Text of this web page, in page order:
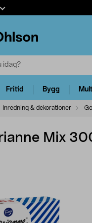
Fritid Bygg
Inredning & dekorationer
Mix